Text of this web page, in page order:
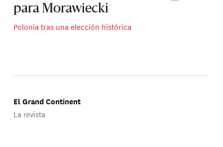
para Morawiecki
Polonia tras una elección histórica
El Grand Continent
La revista